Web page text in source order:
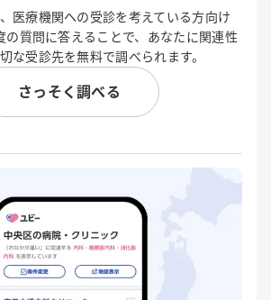
医療機関への受診を考えている方向け
質問に答えることで、あなたに関連性
な受診先を無料で調べられます。
さっそく調べる